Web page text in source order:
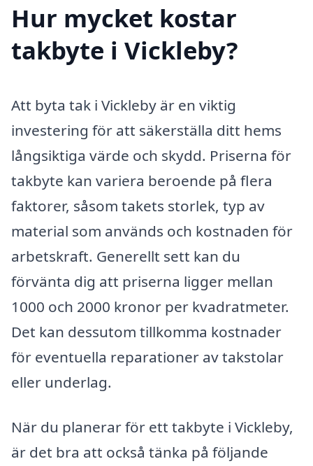
Hur mycket kostar
takbyte i Vickleby?
Att byta tak i Vickleby är en viktig
investering för att säkerställa ditt hems
långsiktiga värde och skydd. Priserna för
takbyte kan variera beroende på flera
faktorer, såsom takets storlek, typ av
material som används och kostnaden för
arbetskraft. Generellt sett kan du
förvänta dig att priserna ligger mellan
1000 och 2000 kronor per kvadratmeter.
Det kan dessutom tillkomma kostnader
för eventuella reparationer av takstolar
eller underlag.
När du planerar för ett takbyte i Vickleby,
är det bra att också tänka på följande